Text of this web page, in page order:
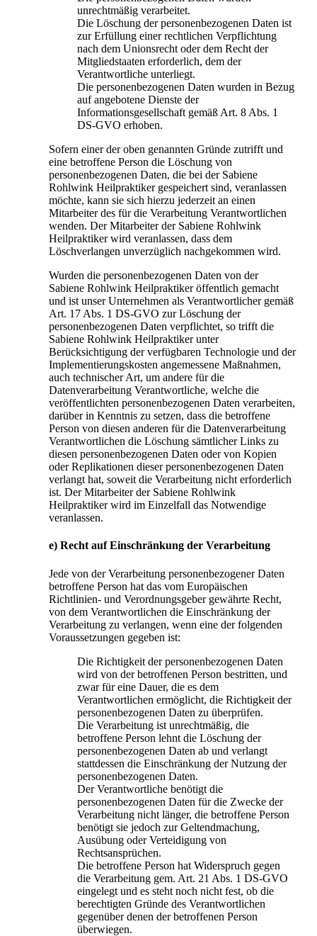
unrechtmäßig verarbeitet.
Die Löschung der personenbezogenen Daten ist
zur Erfüllung einer rechtlichen Verpflichtung
nach dem Unionsrecht oder dem Recht der
Mitgliedstaaten erforderlich, dem der
Verantwortliche unterliegt.
Die personenbezogenen Daten wurden in Bezug
auf angebotene Dienste der
Informationsgesellschaft gemäß Art. 8 Abs. 1
DS-GVO erhoben.
Sofern einer der oben genannten Gründe zutrifft und
eine betroffene Person die Löschung von
personenbezogenen Daten, die bei der Sabiene
Rohlwink Heilpraktiker gespeichert sind, veranlassen
möchte, kann sie sich hierzu jederzeit an einen
Mitarbeiter des für die Verarbeitung Verantwortlichen
wenden. Der Mitarbeiter der Sabiene Rohlwink
Heilpraktiker wird veranlassen, dass dem
Löschverlangen unverzüglich nachgekommen wird.
Wurden die personenbezogenen Daten von der
Sabiene Rohlwink Heilpraktiker öffentlich gemacht
und ist unser Unternehmen als Verantwortlicher gemäß
Art. 17 Abs. 1 DS-GVO zur Löschung der
personenbezogenen Daten verpflichtet, so trifft die
Sabiene Rohlwink Heilpraktiker unter
Berücksichtigung der verfügbaren Technologie und der
Implementierungskosten angemessene Maßnahmen,
auch technischer Art, um andere für die
Datenverarbeitung Verantwortliche, welche die
veröffentlichten personenbezogenen Daten verarbeiten,
darüber in Kenntnis zu setzen, dass die betroffene
Person von diesen anderen für die Datenverarbeitung
Verantwortlichen die Löschung sämtlicher Links zu
diesen personenbezogenen Daten oder von Kopien
oder Replikationen dieser personenbezogenen Daten
verlangt hat, soweit die Verarbeitung nicht erforderlich
ist. Der Mitarbeiter der Sabiene Rohlwink
Heilpraktiker wird im Einzelfall das Notwendige
veranlassen.
e) Recht auf Einschränkung der Verarbeitung
Jede von der Verarbeitung personenbezogener Daten
betroffene Person hat das vom Europäischen
Richtlinien- und Verordnungsgeber gewährte Recht,
von dem Verantwortlichen die Einschränkung der
Verarbeitung zu verlangen, wenn eine der folgenden
Voraussetzungen gegeben ist:
Die Richtigkeit der personenbezogenen Daten
wird von der betroffenen Person bestritten, und
zwar für eine Dauer, die es dem
Verantwortlichen ermöglicht, die Richtigkeit der
personenbezogenen Daten zu überprüfen.
Die Verarbeitung ist unrechtmäßig, die
betroffene Person lehnt die Löschung der
personenbezogenen Daten ab und verlangt
stattdessen die Einschränkung der Nutzung der
personenbezogenen Daten.
Der Verantwortliche benötigt die
personenbezogenen Daten für die Zwecke der
Verarbeitung nicht länger, die betroffene Person
benötigt sie jedoch zur Geltendmachung,
Ausübung oder Verteidigung von
Rechtsansprüchen.
Die betroffene Person hat Widerspruch gegen
die Verarbeitung gem. Art. 21 Abs. 1 DS-GVO
eingelegt und es steht noch nicht fest, ob die
berechtigten Gründe des Verantwortlichen
gegenüber denen der betroffenen Person
überwiegen.